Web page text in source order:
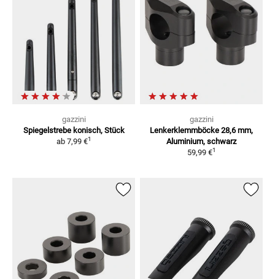
gazzini
Spiegelstrebe konisch, Stück
ab 7,99 €1
gazzini
Lenkerklemmböcke 28,6 mm,
Aluminium, schwarz
59,99 €1